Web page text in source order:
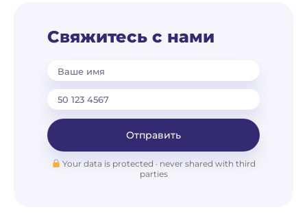
Свяжитесь с нами
Ваше имя
Отправить
Your data is protected · never shared with third
parties